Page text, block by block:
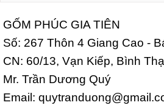
GỐM PHÚC GIA TIÊN
Số: 267 Thôn 4 Giang Cao -
CN: 60/13, Vạn Kiếp, Bình
Mr. Trần Dương Quý
Email: